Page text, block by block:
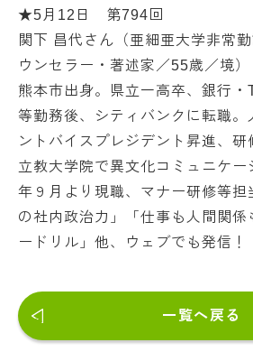
★5月12日 第794回
関下 昌代さん（亜細亜大学非常
ウンセラー・著述家／55歳／境）
熊本市出身。県立一高卒、銀行・
等勤務後、シティバンクに転職。
ントバイスプレジデント昇進、研
立教大学院で異文化コミュニケー
年９月より現職、マナー研修等担
の社内政治力」「仕事も人間関係
ードリル」他、ウェブでも発信！
一覧へ戻る